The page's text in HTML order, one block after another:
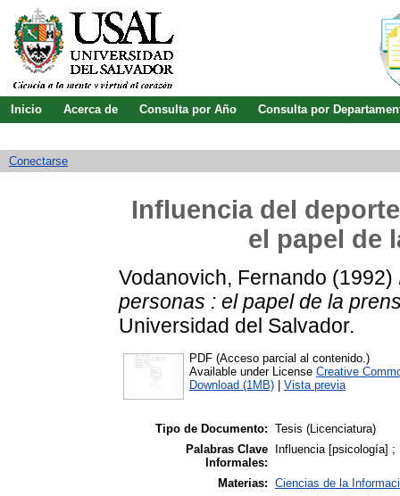
Inicio Acerca de Consulta por Año
Consulta por
Conectarse
Influencia del
el papel de
Vodanovich, Fernando (1992)
personas : el papel de la
Universidad del Salvador.
PDF (Acceso parcial al contenido.)
Available under License Creative
Download (1MB)
Vista previa
Tipo de Documento: Tesis (Licenciatura)
Palabras Clave
Informales:
Influencia [psicología]
Materias: Ciencias de la